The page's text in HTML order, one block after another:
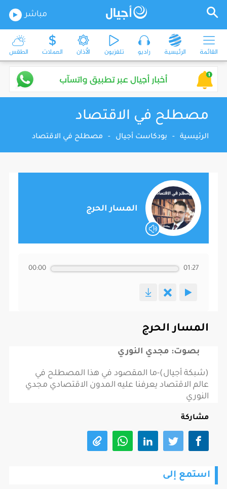
مباشر
القائمة الرئيسية راديو تلفزيون الأذان العملات الطقس
مصطلح في الاقتصاد
الرئيسية - بودكاست أجيال - مصطلح في الاقتصاد
المسار الحرج
00:00 01:27
المسار الحرج
بصوت: مجدي النوري
(شبكة أجيال)-ما المقصود في هذا المصطلح في
عالم الاقتصاد يعرفنا عليه المدون الاقتصادي مجدي
النوري
مشاركة
استمع إلى